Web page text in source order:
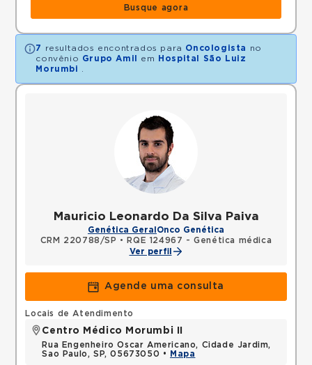
Busque agora
7 resultados encontrados para Oncologista
no
convênio Grupo Amil em
Hospital São Luiz
Morumbi
Mauricio Leonardo Da Silva Paiva
Genética Geral Onco Genética
CRM 220788/SP •
RQE 124967 - Genética médica
Ver perfil
Agende uma consulta
Locais de Atendimento
Centro Médico Morumbi II
Rua Engenheiro Oscar Americano, Cidade Jardim,
Sao Paulo, SP, 05673050 •
Mapa